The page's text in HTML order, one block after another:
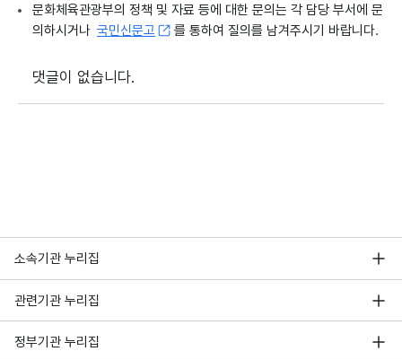
문화체육관광부의 정책 및 자료 등에 대한 문의는 각 담당 부서에 문
의하시거나 국민신문고 를 통하여 질의를 남겨주시기 바랍니다.
댓글이 없습니다.
소속기관 누리집
관련기관 누리집
정부기관 누리집